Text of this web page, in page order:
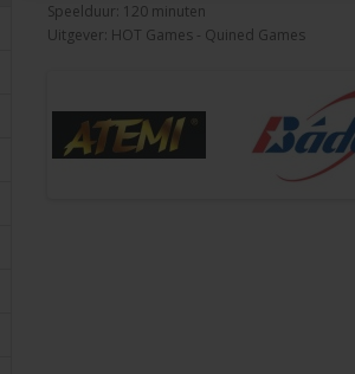
Speelduur: 120 minuten
Uitgever: HOT Games - Quined Games